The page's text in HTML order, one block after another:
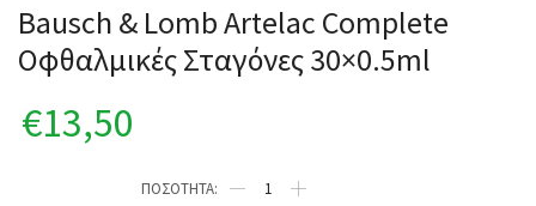
Bausch & Lomb Artelac Complete
Οφθαλμικές Σταγόνες 30×0.5ml
€13,50